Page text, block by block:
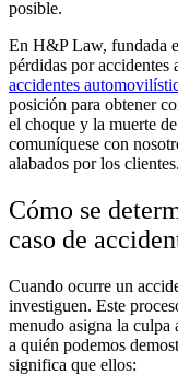
posible.
En H&P Law, fundada
pérdidas por
accidentes
posición para obtener
el choque y la muerte
comuníquese con
alabados por los clientes.
Cómo se
caso de
Cuando ocurre un
investiguen. Este
menudo asigna la culpa
a quién podemos
significa que ellos: